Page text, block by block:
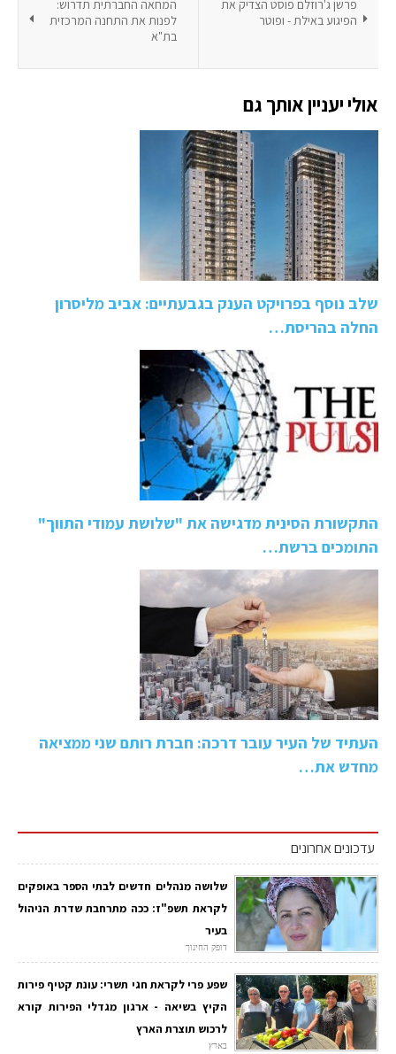
המחאה החברתית תדרוש:
לפנות את התחנה המרכזית
בת"א
פרשן ג'רוזלם פוסט הצדיק את
הפיגוע באילת - ופוטר
אולי יעניין אותך גם
שלב נוסף בפרויקט הענק בגבעתיים: אביב מליסרון
החלה בהריסת…
התקשורת הסינית מדגישה את "שלושת עמודי התווך"
התומכים ברשת…
העתיד של העיר עובר דרכה: חברת רותם שני ממציאה
מחדש את…
עדכונים אחרונים
שלושה מנהלים חדשים לבתי הספר באופקים
לקראת תשפ"ז: ככה מתרחבת שדרת הניהול
בעיר
דופק החינוך
שפע פרי לקראת חגי תשרי: עונת קטיף פירות
הקיץ בשיאה - ארגון מגדלי הפירות קורא
לרכוש תוצרת הארץ
בארץ